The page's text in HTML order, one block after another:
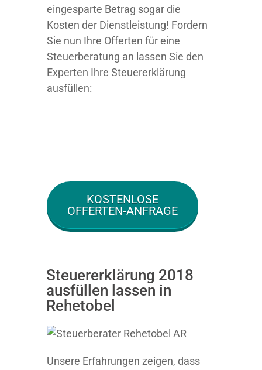
eingesparte Betrag sogar die
Kosten der Dienstleistung! Fordern
Sie nun Ihre Offerten für eine
Steuerberatung an lassen Sie den
Experten Ihre Steuererklärung
ausfüllen:
KOSTENLOSE
OFFERTEN-ANFRAGE
Steuererklärung 2018
ausfüllen lassen in
Rehetobel
Unsere Erfahrungen zeigen, dass